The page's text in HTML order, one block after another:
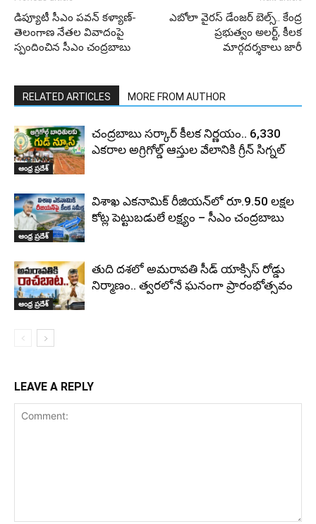
డిప్యూటీ సీఎం పవన్ కళ్యాణ్‌-
తెలంగాణ నేతల వివాదంపై
స్పందించిన సీఎం చంద్రబాబు
ఎబోలా వైరస్ డేంజర్ బెల్స్.. కేంద్ర
ప్రభుత్వం అలర్ట్, కీలక
మార్గదర్శకాలు జారీ
RELATED ARTICLES MORE FROM AUTHOR
ఆంధ్ర ప్రదేశ్
చంద్రబాబు సర్కార్ కీలక నిర్ణయం.. 6,330
ఎకరాల అగ్రిగోల్డ్ ఆస్తుల వేలానికి గ్రీన్ సిగ్నల్
ఆంధ్ర ప్రదేశ్
విశాఖ ఎకనామిక్ రీజియన్‌లో రూ.9.50 లక్షల
కోట్ల పెట్టుబడులే లక్ష్యం – సీఎం చంద్రబాబు
ఆంధ్ర ప్రదేశ్
తుది దశలో అమరావతి సీడ్ యాక్సిస్ రోడ్డు
నిర్మాణం.. త్వరలోనే ఘనంగా ప్రారంభోత్సవం
LEAVE A REPLY